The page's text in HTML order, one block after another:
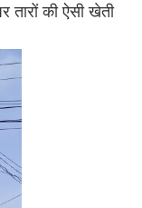
तारों की ऐसी खेती